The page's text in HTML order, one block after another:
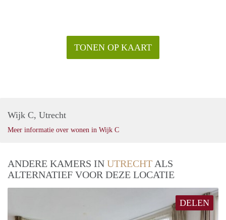
TONEN OP KAART
Wijk C, Utrecht
Meer informatie over wonen in Wijk C
ANDERE KAMERS IN UTRECHT ALS
ALTERNATIEF VOOR DEZE LOCATIE
DELEN